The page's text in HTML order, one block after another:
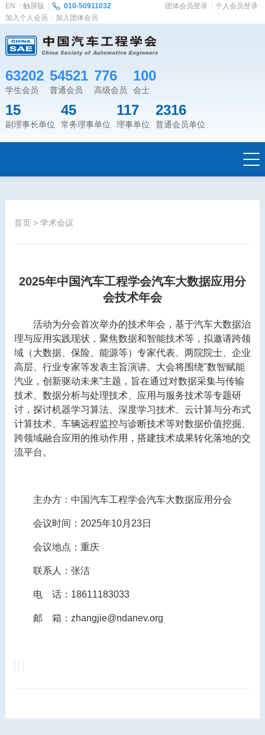
EN 触屏版 010-50911032 团体会员登录
个人会员登录
加入个人会员
加入团体会员
63202
学生会员
54521
普通会员
776
高级会员
100
会士
15
副理事长单位
45
常务理事单位
117
理事单位
2316
普通会员单位
首页> 学术会议
2025年中国汽车工程学会汽车大数据应用分
会技术年会
活动为分会首次举办的技术年会，基于汽车大数据治
理与应用实践现状，聚焦数据和智能技术等，拟邀请跨领
域（大数据、保险、能源等）专家代表、两院院士、企业
高层、行业专家等发表主旨演讲。大会将围绕"数智赋能
汽业，创新驱动未来”主题，旨在通过对数据采集与传输
技术、数据分析与处理技术、应用与服务技术等专题研
讨，探讨机器学习算法、深度学习技术、云计算与分布式
计算技术、车辆远程监控与诊断技术等对数据价值挖掘、
跨领域融合应用的推动作用，搭建技术成果转化落地的交
流平台。
主办方：中国汽车工程学会汽车大数据应用分会
会议时间：2025年10月23日
会议地点：重庆
联系人：张洁
电 话：18611183033
邮 箱：zhangjie@ndanev.org